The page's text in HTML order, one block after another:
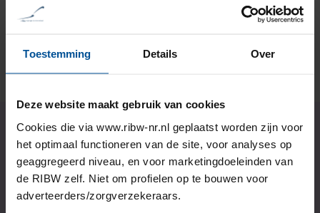
Toestemming Details Over
Deze website maakt gebruik van cookies
Cookies die via www.ribw-nr.nl geplaatst worden zijn voor
het optimaal functioneren van de site, voor analyses op
geaggregeerd niveau, en voor marketingdoeleinden van
de RIBW zelf. Niet om profielen op te bouwen voor
adverteerders/zorgverzekeraars.
Wil jij ook onze
ondersteuning?